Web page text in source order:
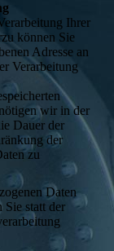
Ihrer
können Sie
Adresse an
Verarbeitung
wir in der
Dauer der
der
zu
Daten
Sie statt der